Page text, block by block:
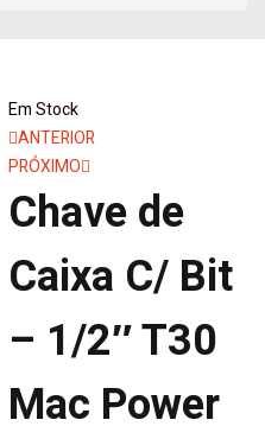
Em Stock
Navegação
de
artigos
ANTERIOR
PRÓXIMO
Chave de
Caixa C/ Bit
– 1/2″ T30
Mac Power